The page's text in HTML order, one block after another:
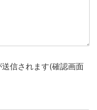
信されます(確認画面